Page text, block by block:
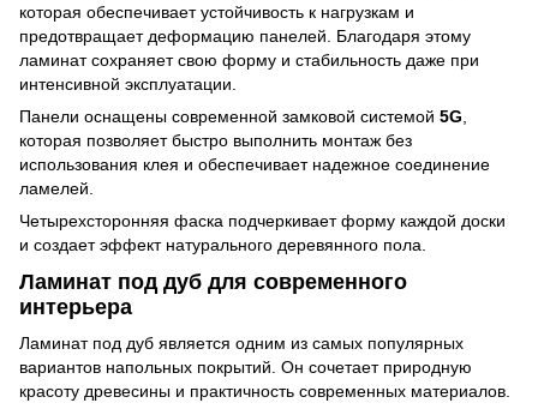
которая обеспечивает устойчивость к нагрузкам и
предотвращает деформацию панелей. Благодаря этому
ламинат сохраняет свою форму и стабильность даже при
интенсивной эксплуатации.
Панели оснащены современной замковой системой 5G
которая позволяет быстро выполнить монтаж без
использования клея и обеспечивает надежное соединение
ламелей.
Четырехсторонняя фаска подчеркивает форму каждой доски
и создает эффект натурального деревянного пола.
Ламинат под дуб для современного
интерьера
Ламинат под дуб является одним из самых популярных
вариантов напольных покрытий. Он сочетает природную
красоту древесины и практичность современных материалов.